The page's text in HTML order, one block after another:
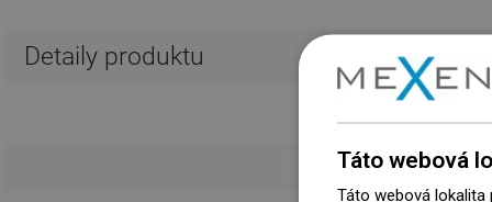
Detaily produktu
Táto webová
Táto webová lokalita